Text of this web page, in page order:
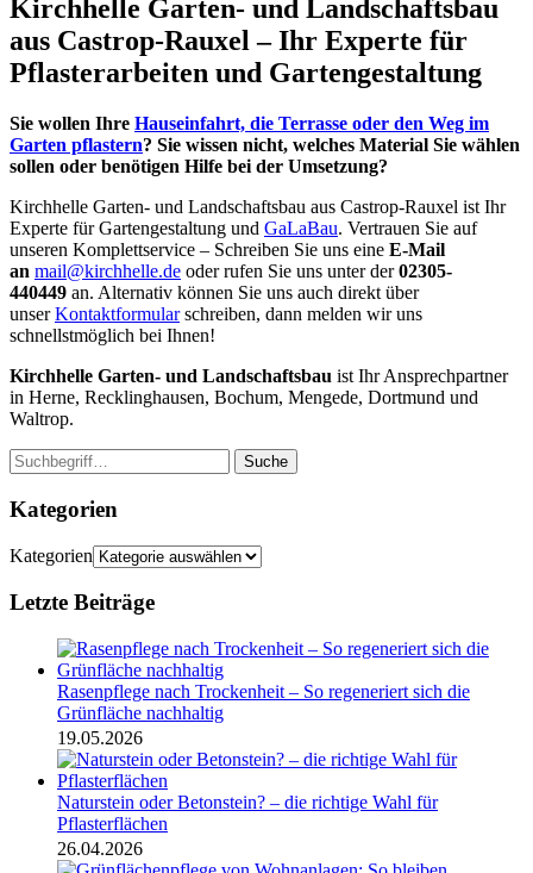
Kirchhelle Garten- und Landschaftsbau
aus Castrop-Rauxel – Ihr Experte für
Pflasterarbeiten und Gartengestaltung
Sie wollen Ihre Hauseinfahrt, die Terrasse oder den Weg im
Garten pflastern? Sie wissen nicht, welches Material Sie wählen
sollen oder benötigen Hilfe bei der Umsetzung?
Kirchhelle Garten- und Landschaftsbau aus Castrop-Rauxel ist Ihr
Experte für Gartengestaltung und GaLaBau. Vertrauen Sie auf
unseren Komplettservice – Schreiben Sie uns eine E-Mail
an mail@kirchhelle.de oder rufen Sie uns unter der02305-
440449 an. Alternativ können Sie uns auch direkt über
unserKontaktformularschreiben, dann melden wir uns
schnellstmöglich bei Ihnen!
Kirchhelle Garten- und Landschaftsbau ist Ihr Ansprechpartner
in Herne, Recklinghausen, Bochum, Mengede, Dortmund und
Waltrop.
Suche
Kategorien
Kategorien
Letzte Beiträge
Rasenpflege nach Trockenheit – So regeneriert sich die
Grünfläche nachhaltig
19.05.2026
Naturstein oder Betonstein? – die richtige Wahl für
Pflasterflächen
26.04.2026